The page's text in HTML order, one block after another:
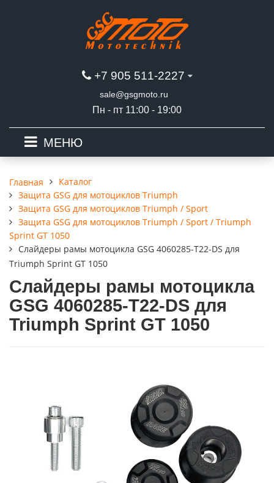
+7 905 511-2227
sale@gsgmoto.ru
Пн - пт 11:00 - 19:00
МЕНЮ
Главная
Каталог
Защита GSG для мотоциклов Triumph
Защита GSG для мотоциклов Triumph / Sport
Защита GSG для мотоциклов Triumph / Sport / Triumph
Sprint GT 1050
Слайдеры рамы мотоцикла GSG 4060285-T22-DS для
Triumph Sprint GT 1050
Слайдеры рамы мотоцикла
GSG 4060285-T22-DS для
Triumph Sprint GT 1050